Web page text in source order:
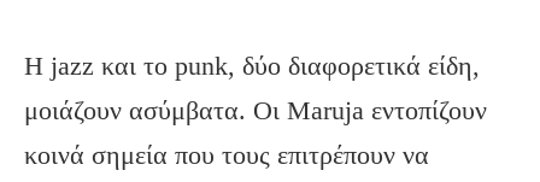
Η jazz και το punk, δύο διαφορετικά είδη,
μοιάζουν ασύμβατα. Οι Maruja εντοπίζουν
κοινά σημεία που τους επιτρέπουν να